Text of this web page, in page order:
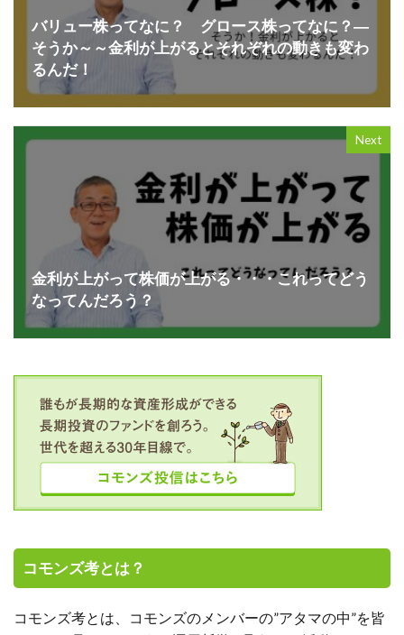
バリュー株ってなに？ グロース株ってなに？―
そうか～～金利が上がるとそれぞれの動きも変わ
るんだ！
Next
金利が上がって株価が上がる・・・これってどう
なってんだろう？
コモンズ考とは？
コモンズ考とは、コモンズのメンバーの”アタマの中”を皆